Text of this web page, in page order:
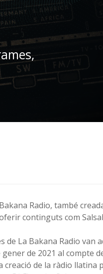
Radio, també
continguts com
de La Bakana Radio van
gener de 2021 al compte
creació de la ràdio llatina